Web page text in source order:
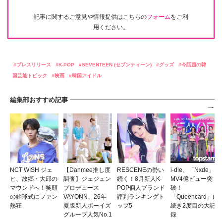
記事に関するご意見や情報提供はこちらのフォームをご利
用ください。
プレスリリース K-POP SEVENTEEN (セブンティーン) グッズ
今話題の韓
国芸能トピック
映画 韓国アイドル
編集部おすすめ記事
NCT WISH ジェ
ヒ、故郷・大邱の
マウンドへ！笑顔
の始球式にファン
熱狂
【Danmee推し度
調査】ジェジュン
プロデュース
VAYONN、26年
夏版新人ボーイズ
グループ人気No.1
RESCENEの勢い
続く！8月新人K-
POP個人ブランド
評判ランキングト
ップ5
i-dle、「Nxde」
MV4億ビュー突
破！
「Queencard」に
続き2度目の大記
録